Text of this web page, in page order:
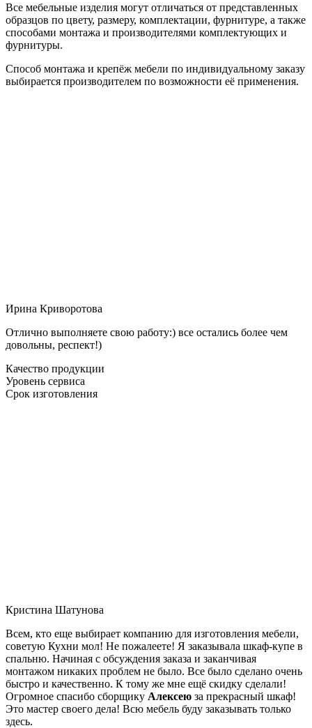
Все мебельные изделия могут отличаться от представленных
образцов по цвету, размеру, комплектации, фурнитуре, а также
способами монтажа и производителями комплектующих и
фурнитуры.
Способ монтажа и крепёж мебели по индивидуальному заказу
выбирается производителем по возможности её применения.
Ирина Криворотова
Отлично выполняете свою работу:) все остались более чем
довольны, респект!)
Качество продукции
Уровень сервиса
Срок изготовления
Кристина Шатунова
Всем, кто еще выбирает компанию для изготовления мебели,
советую Кухни мол! Не пожалеете! Я заказывала шкаф-купе в
спальню. Начиная с обсуждения заказа и заканчивая
монтажом никаких проблем не было. Все было сделано очень
быстро и качественно. К тому же мне ещё скидку сделали!
Огромное спасибо сборщику Алексею за прекрасный шкаф!
Это мастер своего дела! Всю мебель буду заказывать только
здесь.